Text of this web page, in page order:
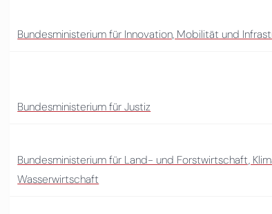
Bundesministerium für Innovation, Mobilität und
Bundesministerium für Justiz
Bundesministerium für Land- und Forstwirtschaft,
Wasserwirtschaft